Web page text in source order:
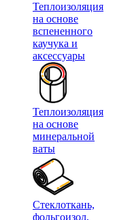
Теплоизоляция
на основе
вспененного
каучука и
аксессуары
Теплоизоляция
на основе
минеральной
ваты
Стеклоткань,
фольгоизол,